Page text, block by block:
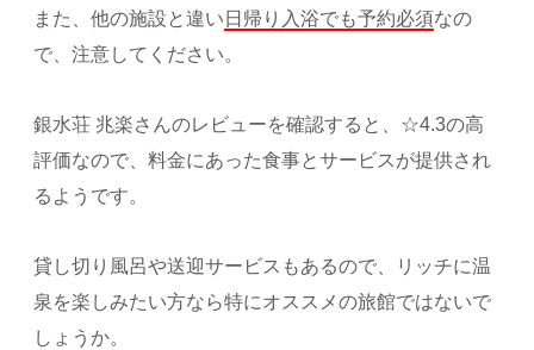
また、他の施設と違い 日帰り入浴でも予約必須なの
で、注意してください。
銀水荘 兆楽さんのレビューを確認すると、☆4.3の高
評価なので、料金にあった食事とサービスが提供され
るようです。
貸し切り風呂や送迎サービスもあるので、リッチに温
泉を楽しみたい方なら特にオススメの旅館ではないで
しょうか。